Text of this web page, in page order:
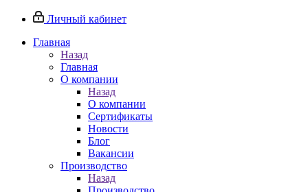
Личный кабинет
Главная
Назад
Главная
О компании
Назад
О компании
Сертификаты
Новости
Блог
Вакансии
Производство
Назад